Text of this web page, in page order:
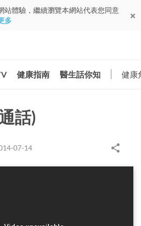
站體驗，繼續瀏覽本網站代表您同意
多
健康指南 醫生話你知 健康
話)
07-14